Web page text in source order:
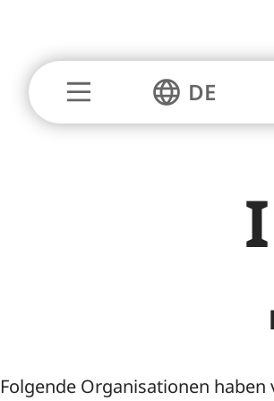
DE
Branchen
Folgende Organisationen haben